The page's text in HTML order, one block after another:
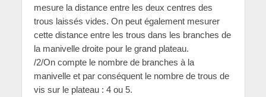
mesure la distance entre les deux centres des
trous laissés vides. On peut également mesurer
cette distance entre les trous dans les branches de
la manivelle droite pour le grand plateau.
/2/On compte le nombre de branches à la
manivelle et par conséquent le nombre de trous de
vis sur le plateau : 4 ou 5.